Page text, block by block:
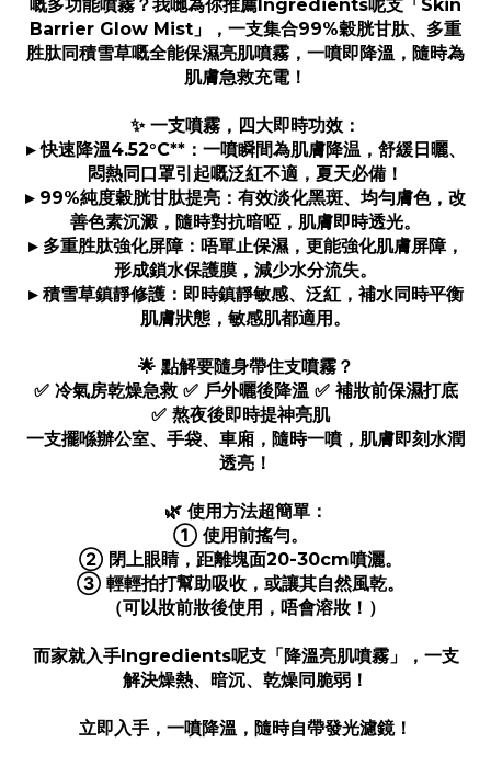
嘅多功能噴霧？我哋為你推薦Ingredients呢支「Skin
Barrier Glow Mist」，一支集合99%穀胱甘肽、多重
胜肽同積雪草嘅全能保濕亮肌噴霧，一噴即降溫，隨時為
肌膚急救充電！
✨ 一支噴霧，四大即時功效：
▸ 快速降溫4.52°C**：一噴瞬間為肌膚降温，舒緩日曬、
悶熱同口罩引起嘅泛紅不適，夏天必備！
▸ 99%純度穀胱甘肽提亮：有效淡化黑斑、均勻膚色，改
善色素沉澱，隨時對抗暗啞，肌膚即時透光。
▸ 多重胜肽強化屏障：唔單止保濕，更能強化肌膚屏障，
形成鎖水保護膜，減少水分流失。
▸ 積雪草鎮靜修護：即時鎮靜敏感、泛紅，補水同時平衡
肌膚狀態，敏感肌都適用。
🌟 點解要隨身帶住支噴霧？
✅ 冷氣房乾燥急救 ✅ 戶外曬後降溫 ✅ 補妝前保濕打底
✅ 熬夜後即時提神亮肌
一支擺喺辦公室、手袋、車廂，隨時一噴，肌膚即刻水潤
透亮！
🌿 使用方法超簡單：
① 使用前搖勻。
② 閉上眼睛，距離塊面20-30cm噴灑。
③ 輕輕拍打幫助吸收，或讓其自然風乾。
（可以妝前妝後使用，唔會溶妝！）
而家就入手Ingredients呢支「降溫亮肌噴霧」，一支
解決燥熱、暗沉、乾燥同脆弱！
立即入手，一噴降溫，隨時自帶發光濾鏡！